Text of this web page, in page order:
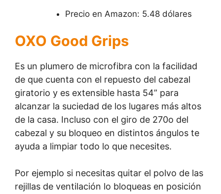
Precio en Amazon: 5.48 dólares
OXO Good Grips
Es un plumero de microfibra con la facilidad
de que cuenta con el repuesto del cabezal
giratorio y es extensible hasta 54” para
alcanzar la suciedad de los lugares más altos
de la casa. Incluso con el giro de 270o del
cabezal y su bloqueo en distintos ángulos te
ayuda a limpiar todo lo que necesites.
Por ejemplo si necesitas quitar el polvo de las
rejillas de ventilación lo bloqueas en posición